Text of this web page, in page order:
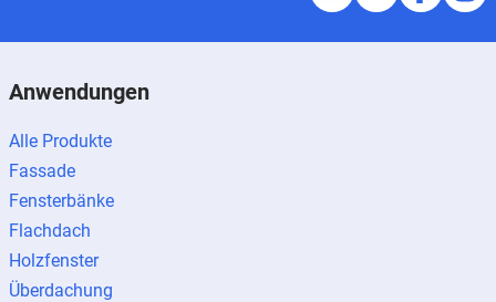
Anwendungen
Alle Produkte
Fassade
Fensterbänke
Flachdach
Holzfenster
Überdachung